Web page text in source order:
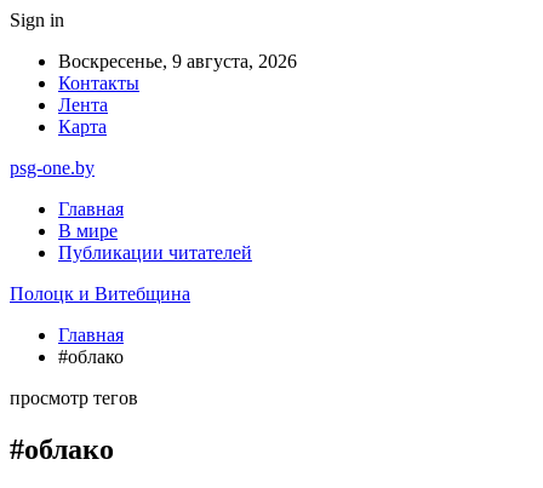
Sign in
Воскресенье, 9 августа, 2026
Контакты
Лента
Карта
psg-one.by
Главная
В мире
Публикации читателей
Полоцк и Витебщина
Главная
#облако
просмотр тегов
#облако